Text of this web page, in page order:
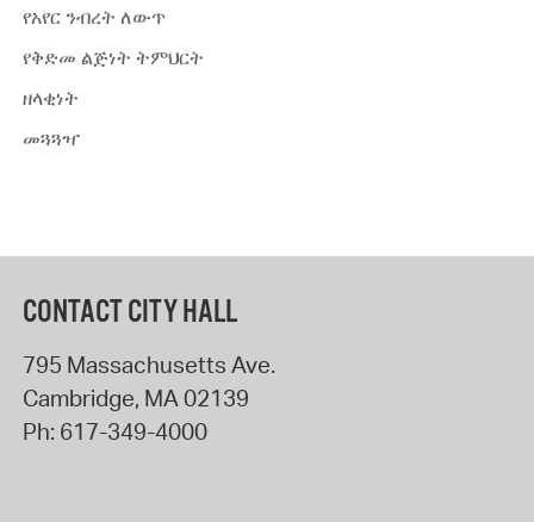
የአየር ንብረት ለውጥ
የቅድመ ልጅነት ትምህርት
ዘላቂነት
መጓጓዣ
CONTACT CITY HALL
795 Massachusetts Ave.
Cambridge, MA02139
Ph: 617-349-4000